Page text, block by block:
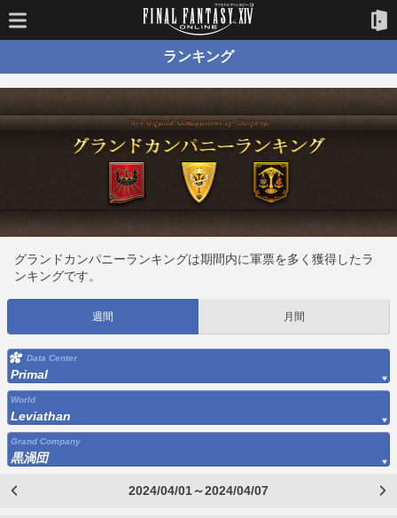
ランキング
グランドカンパニーランキングは期間内に軍票を多く獲得したラ
ンキングです。
週間 月間
Data Center
Primal
World
Leviathan
Grand Company
黒渦団
2024/04/01～2024/04/07